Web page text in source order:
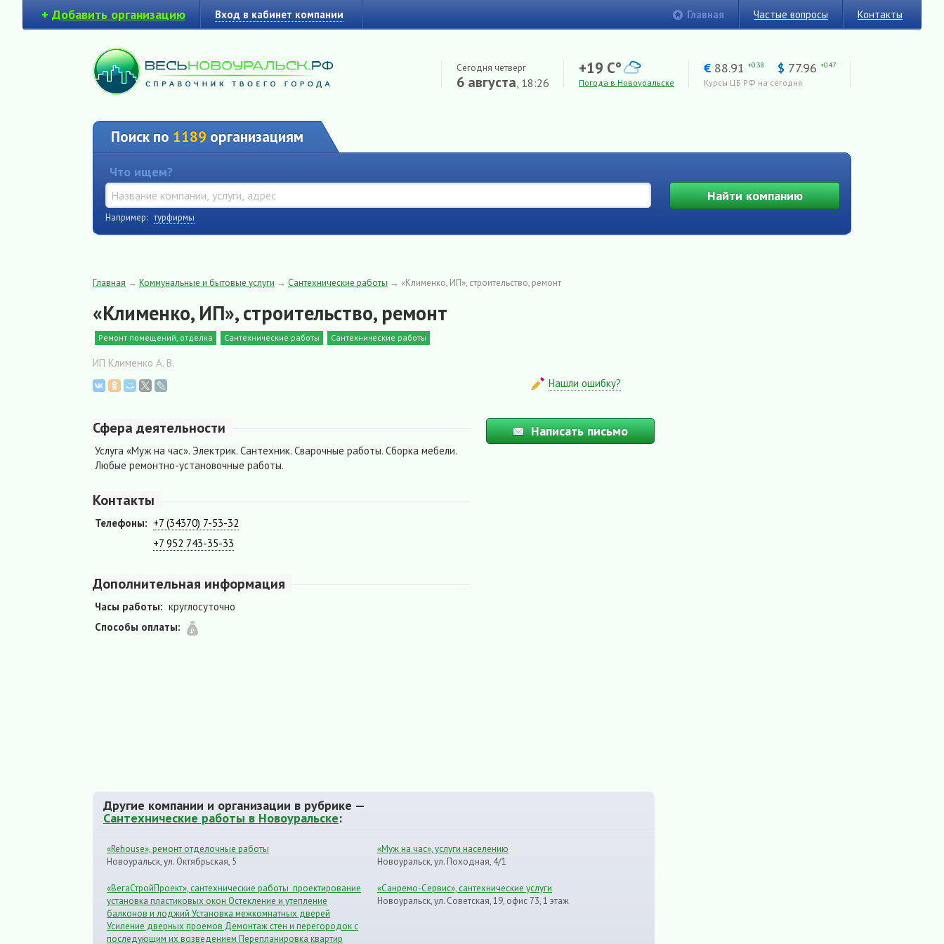
+ Добавить организацию Вход в кабинет компании Главная Частые вопросы Контакты
Сегодня четверг
6 августа, 18:26
+19 C°
Погода в Новоуральске
€ 88.91 +0.38 $ 77.96 +0.47
Курсы ЦБ РФ на сегодня
Поиск по 1189 организациям
Что ищем?
Найтикомпанию
Например:турфирмы
Главная → Коммунальные и бытовые услуги → Сантехнические работы → «Клименко, ИП», строительство, ремонт
«Клименко, ИП», строительство, ремонт
Ремонт помещений, отделка Сантехнические работы Сантехнические работы
ИП Клименко А. В.
Нашли ошибку?
Сфера деятельности
Услуга «Муж на час». Электрик. Сантехник. Сварочные работы. Сборка мебели.
Любые ремонтно-установочные работы.
Контакты
Телефоны: +7 (34370) 7-53-32
+7 952 743-35-33
Дополнительная информация
Часы работы: круглосуточно
Способы оплаты:
Написать письмо
Другие компании и организации в рубрике —
Сантехнические работы в Новоуральске:
«Rehouse», ремонт отделочные работы
Новоуральск, ул. Октябрьская, 5
«Муж на час», услуги населению
Новоуральск, ул. Походная, 4/1
«ВегаСтройПроект», сантехнические работы проектирование
установка пластиковых окон Остекление и утепление
балконов и лоджий Установка межкомнатных дверей
Усиление дверных проемов Демонтаж стен и перегородок с
последующим их возведением Перепланировка квартир
«Санремо-Сервис», сантехнические услуги
Новоуральск, ул. Советская, 19, офис 73, 1 этаж